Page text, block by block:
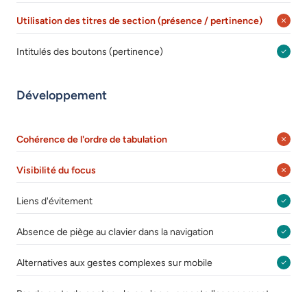
Utilisation des titres de section (présence / pertinence)
Intitulés des boutons (pertinence)
Développement
Cohérence de l'ordre de tabulation
Visibilité du focus
Liens d'évitement
Absence de piège au clavier dans la navigation
Alternatives aux gestes complexes sur mobile